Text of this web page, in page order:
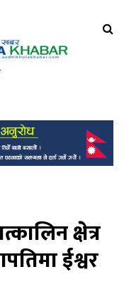
क्षेत्र
ईश्वर